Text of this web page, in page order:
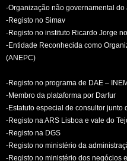
-Organização não governamental do
-Registo no Simav
-Registo no instituto Ricardo Jorge
-Entidade Reconhecida como
(ANEPC)
-Registo no programa de DAE – INEM
-Membro da plataforma por Darfur
-Estatuto especial de consultor junto
-Registo na ARS Lisboa e vale do
-Registo na DGS
-Registo no ministério da
-Registo no ministério dos negócios